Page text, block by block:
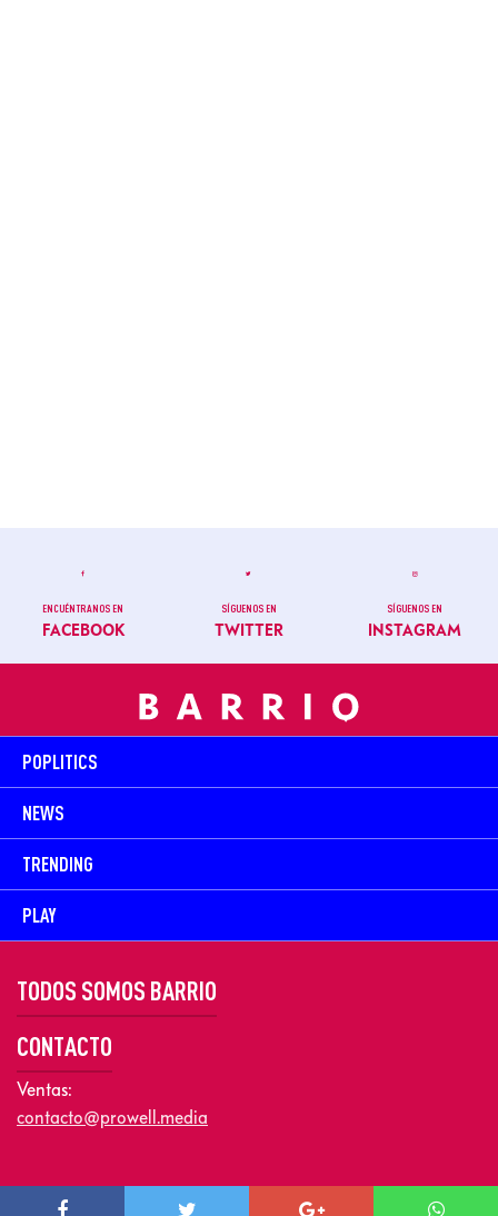
ENCUÉNTRANOS EN
FACEBOOK
SÍGUENOS EN
TWITTER
SÍGUENOS EN
INSTAGRAM
POPLITICS
NEWS
TRENDING
PLAY
TODOS SOMOS BARRIO
CONTACTO
Ventas:
contacto@prowell.media